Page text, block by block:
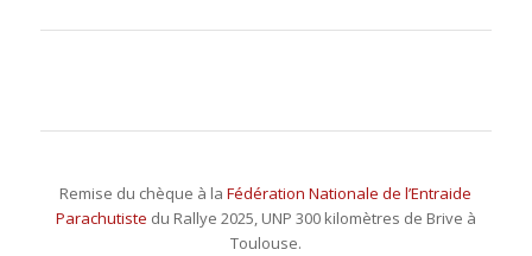
Remise du chèque à laFédération Nationale de l’Entraide
Parachutiste du Rallye 2025, UNP 300 kilomètres de Brive à
Toulouse.